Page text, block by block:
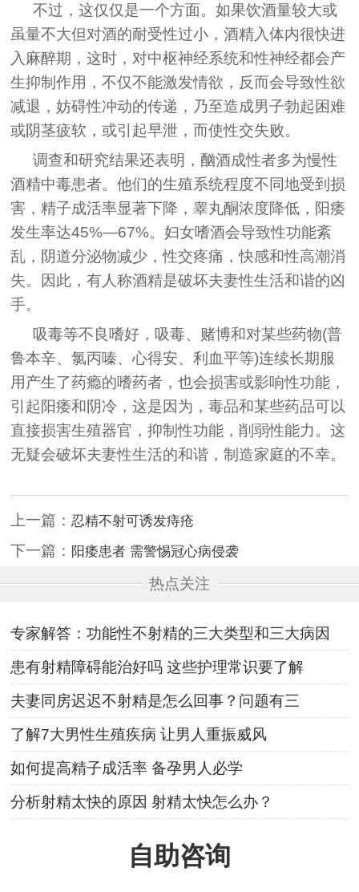
不过，这仅仅是一个方面。如果饮酒量较大或
虽量不大但对酒的耐受性过小，酒精入体内很快进
入麻醉期，这时，对中枢神经系统和性神经都会产
生抑制作用，不仅不能激发情欲，反而会导致性欲
减退，妨碍性冲动的传递，乃至造成男子勃起困难
或阴茎疲软，或引起早泄，而使性交失败。
调查和研究结果还表明，酗酒成性者多为慢性
酒精中毒患者。他们的生殖系统程度不同地受到损
害，精子成活率显著下降，睾丸酮浓度降低，阳痿
发生率达45%―67%。妇女嗜酒会导致性功能紊
乱，阴道分泌物减少，性交疼痛，快感和性高潮消
失。因此，有人称酒精是破坏夫妻性生活和谐的凶
手。
吸毒等不良嗜好，吸毒、赌博和对某些药物(普
鲁本辛、氯丙嗪、心得安、利血平等)连续长期服
用产生了药瘾的嗜药者，也会损害或影响性功能，
引起阳痿和阴冷，这是因为，毒品和某些药品可以
直接损害生殖器官，抑制性功能，削弱性能力。这
无疑会破坏夫妻性生活的和谐，制造家庭的不幸。
上一篇： 忍精不射可诱发痔疮
下一篇： 阳痿患者 需警惕冠心病侵袭
热点关注
专家解答：功能性不射精的三大类型和三大病因
患有射精障碍能治好吗 这些护理常识要了解
夫妻同房迟迟不射精是怎么回事？问题有三
了解7大男性生殖疾病 让男人重振威风
如何提高精子成活率 备孕男人必学
分析射精太快的原因 射精太快怎么办？
自助咨询